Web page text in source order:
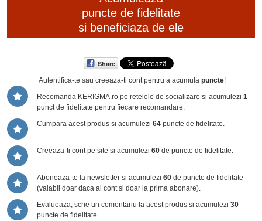
puncte de fidelitate
si beneficiaza de ele
Share
Autentifica-te sau creeaza-ti contpentru a acumula puncte!
Recomanda KERIGMA.ro pe retelele de socializare si acumulezi 1
punct de fidelitate pentru fiecare recomandare.
Cumpara acest produs si acumulezi 64 puncte de fidelitate.
Creeaza-ti cont pe site si acumulezi 60 de puncte de fidelitate.
Aboneaza-te la newsletter si acumulezi 60 de puncte de fidelitate
(valabil doar daca ai cont si doar la prima abonare).
Evalueaza, scrie un comentariu la acest produs si acumulezi 30
puncte de fidelitate.